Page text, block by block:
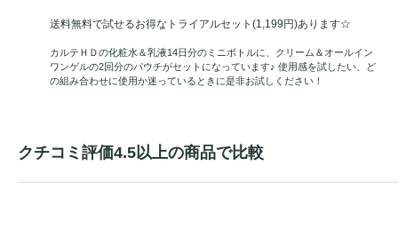
送料無料で試せるお得なトライアルセット(1,199円)あります☆
カルテＨＤの化粧水＆乳液14日分のミニボトルに、クリーム＆オールイン
ワンゲルの2回分のパウチがセットになっています♪ 使用感を試したい、ど
の組み合わせに使用か迷っているときに是非お試しください！
クチコミ評価4.5以上の商品で比較